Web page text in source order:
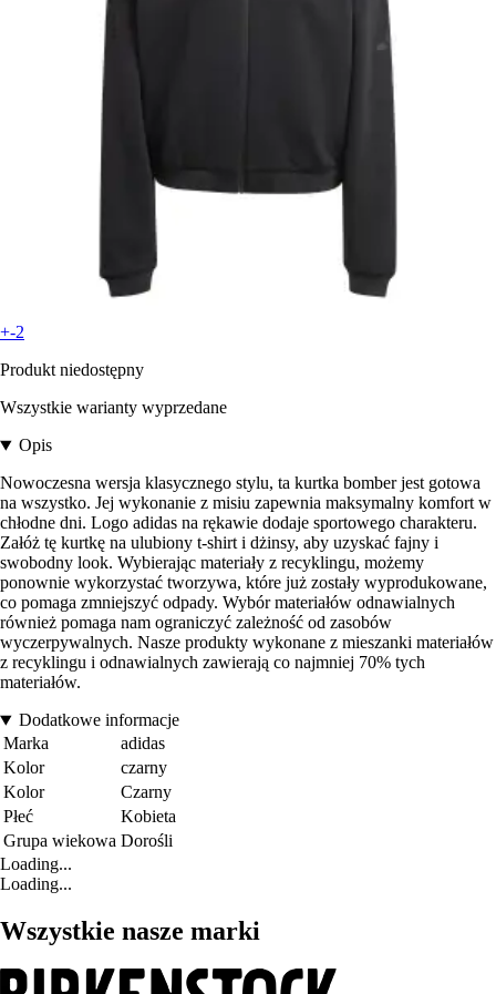
+-2
Produkt niedostępny
Wszystkie warianty wyprzedane
Opis
Nowoczesna wersja klasycznego stylu, ta kurtka bomber jest gotowa
na wszystko. Jej wykonanie z misiu zapewnia maksymalny komfort w
chłodne dni. Logo adidas na rękawie dodaje sportowego charakteru.
Załóż tę kurtkę na ulubiony t-shirt i dżinsy, aby uzyskać fajny i
swobodny look. Wybierając materiały z recyklingu, możemy
ponownie wykorzystać tworzywa, które już zostały wyprodukowane,
co pomaga zmniejszyć odpady. Wybór materiałów odnawialnych
również pomaga nam ograniczyć zależność od zasobów
wyczerpywalnych. Nasze produkty wykonane z mieszanki materiałów
z recyklingu i odnawialnych zawierają co najmniej 70% tych
materiałów.
Dodatkowe informacje
Marka
adidas
Kolor
czarny
Kolor
Czarny
Płeć
Kobieta
Grupa wiekowa Dorośli
Loading...
Loading...
Wszystkie nasze marki